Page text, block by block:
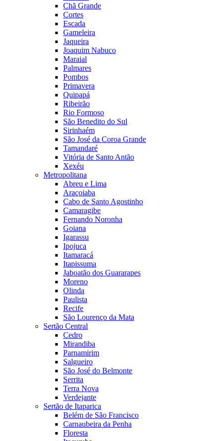
Chã Grande
Cortes
Escada
Gameleira
Jaqueira
Joaquim Nabuco
Maraial
Palmares
Pombos
Primavera
Quipapá
Ribeirão
Rio Formoso
São Benedito do Sul
Sirinhaém
São José da Coroa Grande
Tamandaré
Vitória de Santo Antão
Xexéu
Metropolitana
Abreu e Lima
Araçoiaba
Cabo de Santo Agostinho
Camaragibe
Fernando Noronha
Goiana
Igarassu
Ipojuca
Itamaracá
Itapissuma
Jaboatão dos Guararapes
Moreno
Olinda
Paulista
Recife
São Lourenço da Mata
Sertão Central
Cedro
Mirandiba
Parnamirim
Salgueiro
São José do Belmonte
Serrita
Terra Nova
Verdejante
Sertão de Itaparica
Belém de São Francisco
Carnaubeira da Penha
Floresta